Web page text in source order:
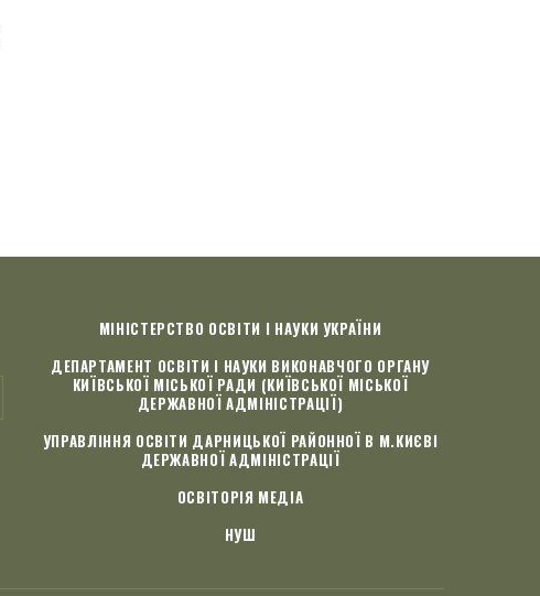
МІНІСТЕРСТВО ОСВІТИ І НАУКИ УКРАЇНИ
ДЕПАРТАМЕНТ ОСВІТИ І НАУКИ ВИКОНАВЧОГО ОРГАНУ
КИЇВСЬКОЇ МІСЬКОЇ РАДИ (КИЇВСЬКОЇ МІСЬКОЇ
ДЕРЖАВНОЇ АДМІНІСТРАЦІЇ)
УПРАВЛІННЯ ОСВІТИ ДАРНИЦЬКОЇ РАЙОННОЇ В М.КИЄВІ
ДЕРЖАВНОЇ АДМІНІСТРАЦІЇ
ОСВІТОРІЯ МЕДІА
НУШ